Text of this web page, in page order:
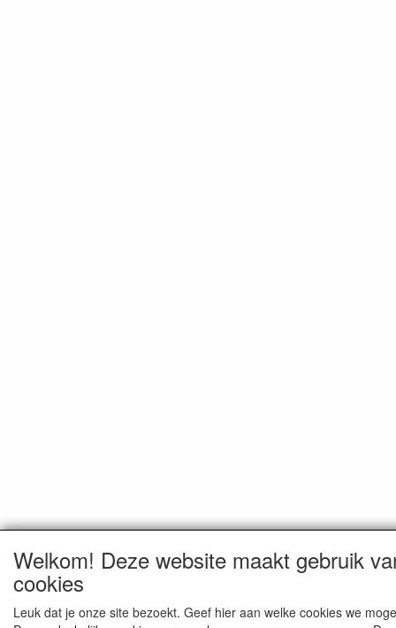
Welkom! Deze website maakt gebruik
cookies
Leuk dat je onze site bezoekt. Geef hier aan welke cookies we